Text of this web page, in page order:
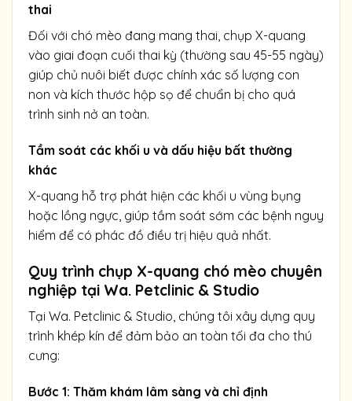
thai
Đối với chó mèo đang mang thai, chụp X-quang
vào giai đoạn cuối thai kỳ (thường sau 45-55 ngày)
giúp chủ nuôi biết được chính xác số lượng con
non và kích thước hộp sọ để chuẩn bị cho quá
trình sinh nở an toàn.
Tầm soát các khối u và dấu hiệu bất thường
khác
X-quang hỗ trợ phát hiện các khối u vùng bụng
hoặc lồng ngực, giúp tầm soát sớm các bệnh nguy
hiểm để có phác đồ điều trị hiệu quả nhất.
Quy trình chụp X-quang chó mèo chuyên
nghiệp tại Wa. Petclinic & Studio
Tại Wa. Petclinic & Studio, chúng tôi xây dựng quy
trình khép kín để đảm bảo an toàn tối đa cho thú
cưng:
Bước 1: Thăm khám lâm sàng và chỉ định